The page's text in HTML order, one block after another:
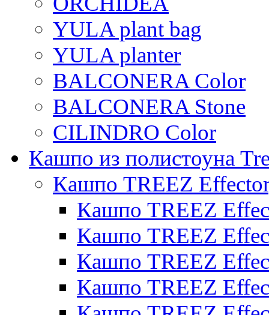
YULA plant bag
YULA planter
BALCONERA Color
BALCONERA Stone
CILINDRO Color
Кашпо из полистоуна
Кашпо TREEZ
Кашпо TREEZ
Кашпо TREEZ
Кашпо TREEZ
Кашпо TREEZ